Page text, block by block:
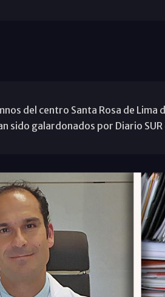
del centro Santa Rosa de Lima
sido galardonados por Diario